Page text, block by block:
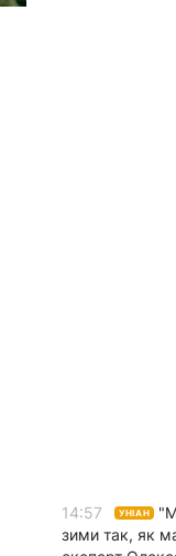
14:57 УНІАН
зими так, як